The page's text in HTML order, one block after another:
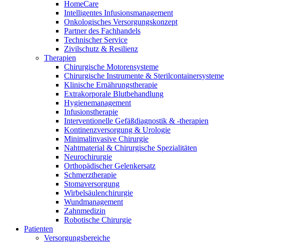
HomeCare
Intelligentes Infusionsmanagement
Onkologisches Versorgungskonzept
Partner des Fachhandels
Technischer Service
Zivilschutz & Resilienz
Therapien
Chirurgische Motorensysteme
Chirurgische Instrumente & Sterilcontainersysteme
Klinische Ernährungstherapie
Extrakorporale Blutbehandlung
Hygienemanagement
Infusionstherapie
Interventionelle Gefäßdiagnostik & -therapien
Kontinenzversorgung & Urologie
Minimalinvasive Chirurgie
Nahtmaterial & Chirurgische Spezialitäten
Neurochirurgie
Orthopädischer Gelenkersatz
Schmerztherapie
Stomaversorgung
Wirbelsäulenchirurgie
Wundmanagement
Zahnmedizin
Robotische Chirurgie
Patienten
Versorgungsbereiche